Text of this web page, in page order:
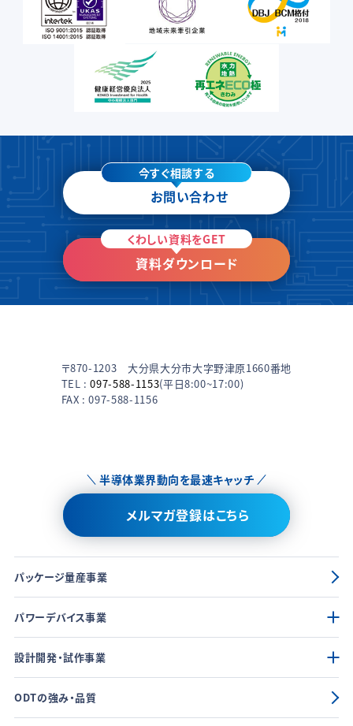
今すぐ相談する
お問い合わせ
くわしい資料をGET
資料ダウンロード
〒870-1203 大分県大分市大字野津原1660番地
TEL :097-588-1153(平日8:00~17:00)
FAX : 097-588-1156
半導体業界動向を最速キャッチ
メルマガ登録はこちら
パッケージ量産事業
パワーデバイス事業
設計開発・試作事業
ODTの強み・品質